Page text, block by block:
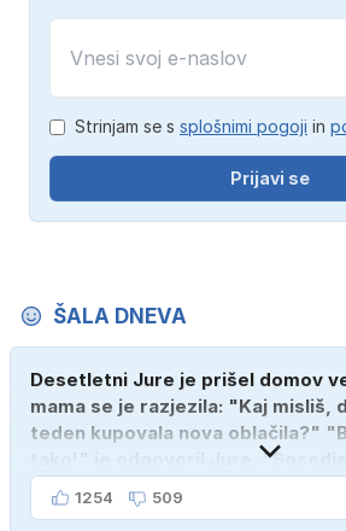
Strinjam se s splošnimi pogoji in
Prijavi se
ŠALA DNEVA
Desetletni Jure je prišel domov
mama se je razjezila: "Kaj misliš,
teden kupovala nova oblačila?"
tako!" je odgovoril Jure.
kupiti novega sina, tako sem ga
1254 509